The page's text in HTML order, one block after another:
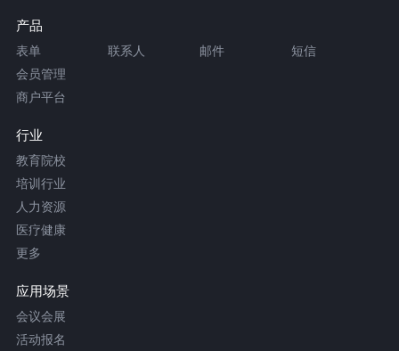
产品
表单 联系人 邮件
短信
会员管理
商户平台
行业
教育院校
培训行业
人力资源
医疗健康
更多
应用场景
会议会展
活动报名